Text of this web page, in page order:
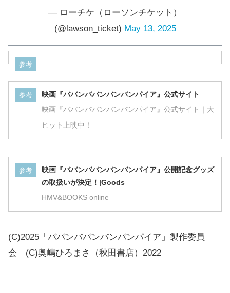
— ローチケ（ローソンチケット）
(@lawson_ticket) May 13, 2025
参考
参考 映画『ババンババンバンバンパイア』公式サイト
映画『ババンババンバンバンパイア』公式サイト｜大
ヒット上映中！
参考
映画『ババンババンバンバンパイア』公開記念グッズ
の取扱いが決定！|Goods
HMV&BOOKS online
(C)2025「ババンババンバンバンパイア」製作委員
会 (C)奥嶋ひろまさ（秋田書店）2022